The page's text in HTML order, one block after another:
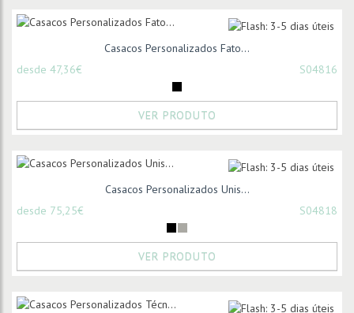
Casacos Personalizados Fato...
desde 47,36€
S04816
VER PRODUTO
Casacos Personalizados Unis...
desde 75,25€
S04818
VER PRODUTO